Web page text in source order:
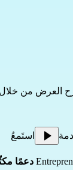
العرض من خلال
استَمعُ
دعمًا